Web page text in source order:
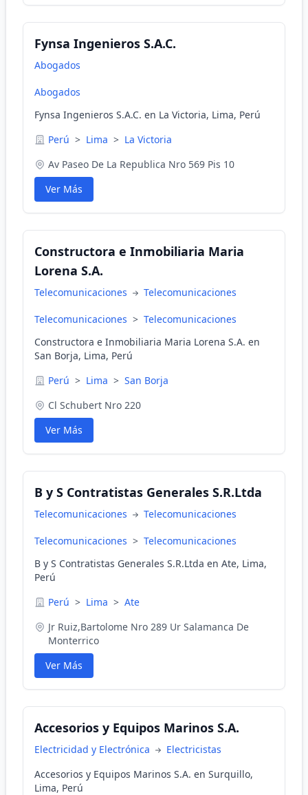
Fynsa Ingenieros S.A.C.
Abogados
Abogados
Fynsa Ingenieros S.A.C. en La Victoria, Lima, Perú
Perú > Lima > La Victoria
Av Paseo De La Republica Nro 569 Pis 10
Ver Más
Constructora e Inmobiliaria Maria
Lorena S.A.
Telecomunicaciones Telecomunicaciones
Telecomunicaciones > Telecomunicaciones
Constructora e Inmobiliaria Maria Lorena S.A. en
San Borja, Lima, Perú
Perú > Lima > San Borja
Cl Schubert Nro 220
Ver Más
B y S Contratistas Generales S.R.Ltda
Telecomunicaciones Telecomunicaciones
Telecomunicaciones > Telecomunicaciones
B y S Contratistas Generales S.R.Ltda en Ate, Lima,
Perú
Perú > Lima > Ate
Jr Ruiz,Bartolome Nro 289 Ur Salamanca De
Monterrico
Ver Más
Accesorios y Equipos Marinos S.A.
Electricidad y Electrónica
Electricistas
Accesorios y Equipos Marinos S.A. en Surquillo,
Lima, Perú